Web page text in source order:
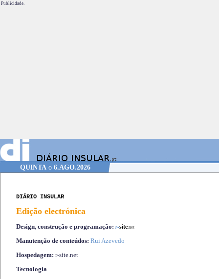
Publicidade.
QUINTAo 6.AGO.2026
DIÁRIO INSULAR
Edição electrónica
Design, construção e programação: r-site.net
Manutenção de conteúdos: Rui Azevedo
Hospedagem: r-site.net
Tecnologia